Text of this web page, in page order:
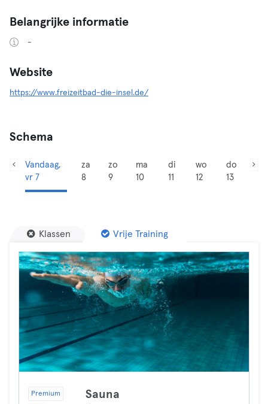
Belangrijke informatie
-
Website
https://www.freizeitbad-die-insel.de/
Schema
Vandaag,
vr 7
za
8
zo
9
ma
10
di
11
wo
12
do
13
Klassen Vrije Training
Premium Sauna